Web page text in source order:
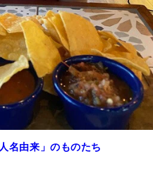
名由来」のものたち